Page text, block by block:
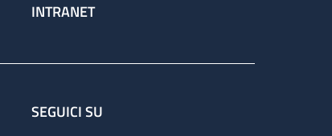
INTRANET
SEGUICI SU